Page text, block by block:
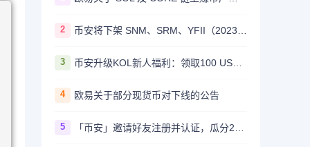
2
3 币安升级KOL新人福利：领取100 USDT迎新奖励
4 欧易关于部分现货币对下线的公告
5